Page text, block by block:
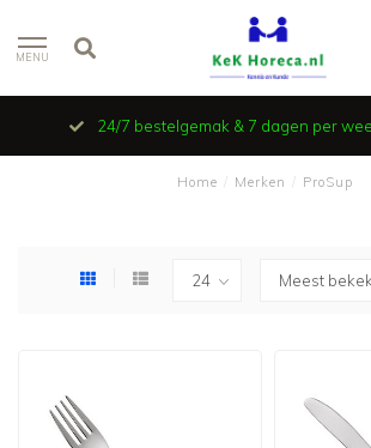
MENU
een e-mail en wij zoeken ‘t
Home Merken ProSup